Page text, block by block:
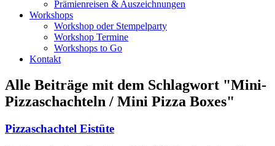
Prämienreisen & Auszeichnungen
Workshops
Workshop oder Stempelparty
Workshop Termine
Workshops to Go
Kontakt
Alle Beiträge mit dem Schlagwort "Mini-
Pizzaschachteln / Mini Pizza Boxes"
Pizzaschachtel Eistüte